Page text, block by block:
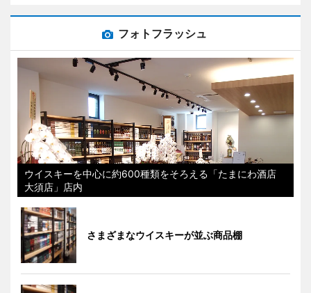
フォトフラッシュ
ウイスキーを中心に約600種類をそろえる「たまにわ酒店
大須店」店内
さまざまなウイスキーが並ぶ商品棚